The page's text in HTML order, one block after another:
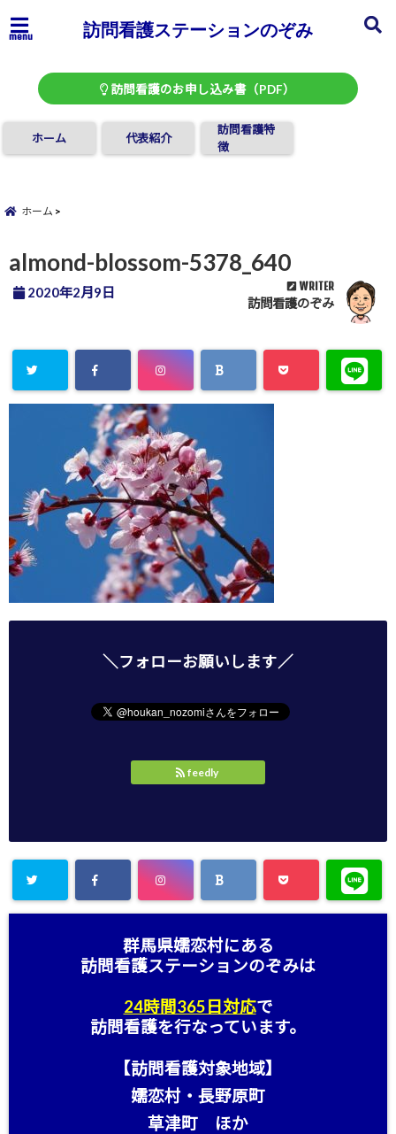
menu 訪問看護ステーションのぞみ
訪問看護のお申し込み書（PDF）
ホーム 代表紹介
訪問看護特
徴
ホーム
almond-blossom-5378_640
2020年2月9日 WRITER
訪問看護のぞみ
＼フォローお願いします／
feedly
群馬県嬬恋村にある
訪問看護ステーションのぞみは
24時間365日対応で
訪問看護を行なっています。
【訪問看護対象地域】
嬬恋村・長野原町
草津町 ほか